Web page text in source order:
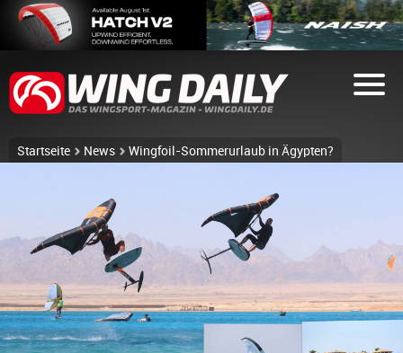
Startseite News Wingfoil-Sommerurlaub in Ägypten?